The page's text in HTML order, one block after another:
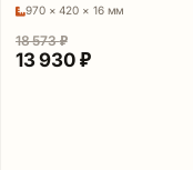
970 × 420 × 16 мм
18 573₽
Первоначальная
13 930 ₽Текущая